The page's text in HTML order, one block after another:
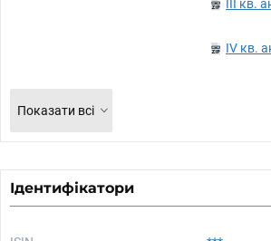
III кв.
IV кв.
Показати всі
Ідентифікатори